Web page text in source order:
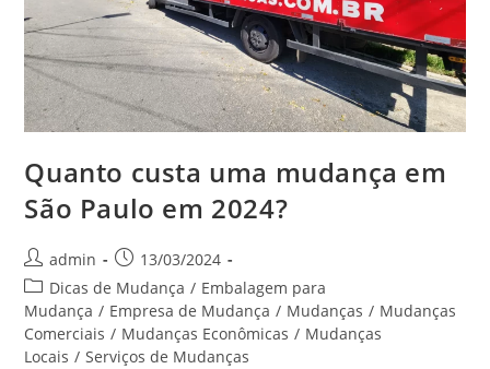
Quanto custa uma mudança em
São Paulo em 2024?
admin
13/03/2024
Dicas de Mudança / Embalagem para
Mudança / Empresa de Mudança / Mudanças / Mudanças
Comerciais / Mudanças Econômicas / Mudanças
Locais / Serviços de Mudanças